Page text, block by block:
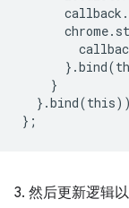
callback .
chrome.
} .bind(
}
} .bind(this
} ;
3. 然后更新逻辑